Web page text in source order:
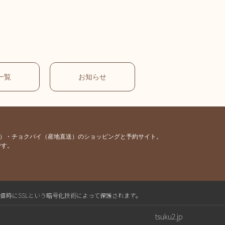
覧 お知らせ
チョクバイ（産地直送）のショッピングと予約サイト。
。
にSSLという暗号化技術によって保護されます。
tsuku2.jp